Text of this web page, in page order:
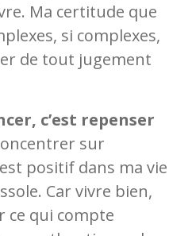
Ma certitude que
si complexes,
de tout jugement
c’est repenser
sur
positif dans ma vie
Car vivre bien,
ce qui compte